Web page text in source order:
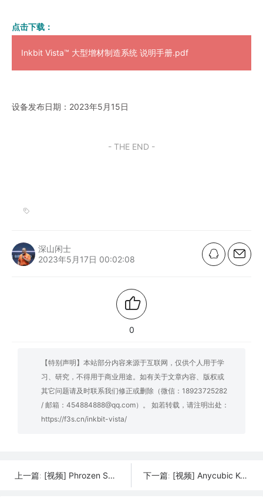
点击下载：
Inkbit Vista™ 大型增材制造系统 说明手册.pdf
设备发布日期：2023年5月15日
- THE END -
深山闲士
2023年5月17日 00:02:08
0
【特别声明】本站部分内容来源于互联网，仅供个人用于学
习、研究，不得用于商业用途。如有关于文章内容、版权或
其它问题请及时联系我们修正或删除（微信：18923725282
/ 邮箱：454884888@qq.com）。 如若转载，请注明出处：
https://f3s.cn/inkbit-vista/
上一篇: [视频] Phrozen Sonic Mini 8K S 每个人都能负担得起高分辨率8K LCD 3D打印机 下一篇: [视频] Anycubic Kobra 2 FDM 3D打印机 以实惠的价格带来5倍的打印速度